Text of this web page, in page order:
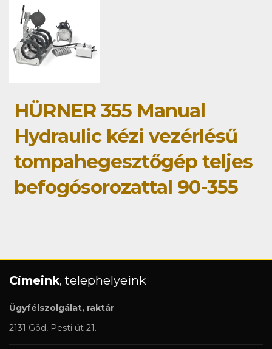
HÜRNER 355 Manual
Hydraulic kézi vezérlésű
tompahegesztőgép teljes
befogósorozattal 90-355
Címeink, telephelyeink
Ügyfélszolgálat, raktár
2131 Göd, Pesti út 21.